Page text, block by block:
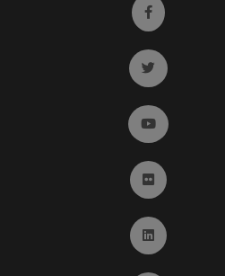
Ir a
Ir a twitter
Ir a
Ir a Flickr
Ir a